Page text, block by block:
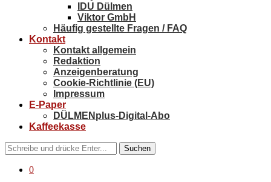
IDU Dülmen
Viktor GmbH
Häufig gestellte Fragen / FAQ
Kontakt
Kontakt allgemein
Redaktion
Anzeigenberatung
Cookie-Richtlinie (EU)
Impressum
E-Paper
DÜLMENplus-Digital-Abo
Kaffeekasse
Suchen
0